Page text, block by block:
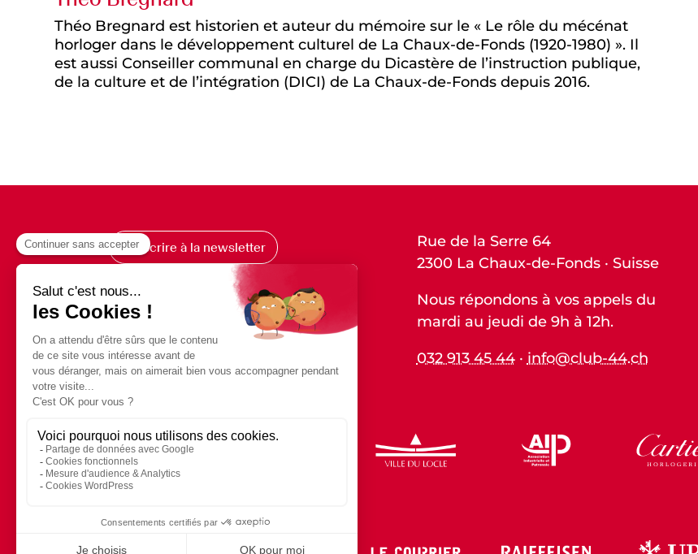
Théo Bregnard est historien et auteur du mémoire sur le « Le rôle du mécénat
horloger dans le développement culturel de La Chaux-de-Fonds (1920-1980) ». Il
est aussi Conseiller communal en charge du Dicastère de l’instruction publique,
de la culture et de l’intégration (DICI) de La Chaux-de-Fonds depuis 2016.
S’inscrire à la newsletter
Rue de la Serre 64
2300 La Chaux-de-Fonds · Suisse
Nous répondons à vos appels du
mardi au jeudi de 9h à 12h.
032 913 45 44· info@club-44.ch